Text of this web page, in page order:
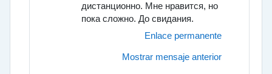
дистанционно. Мне нравится, но
пока сложно. До свидания.
Enlace permanente
Mostrar mensaje anterior